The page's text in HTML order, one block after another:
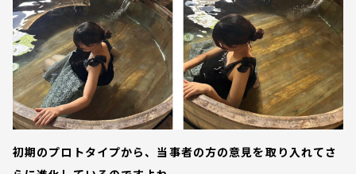
初期のプロトタイプから、当事者の方の意見を取り入れてさ